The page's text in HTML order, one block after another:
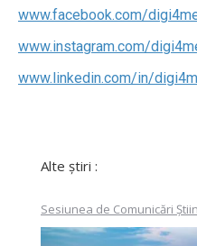
www.facebook.com/
www.instagram.com/
www.linkedin.com/in/
Alte știri :
Sesiunea de Comunicări